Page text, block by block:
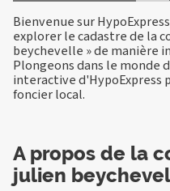
Bienvenue sur
explorer le cadastre de la
beychevelle » de manière
Plongeons dans le monde
interactive d'HypoExpress
foncier local.
A propos de la
julien